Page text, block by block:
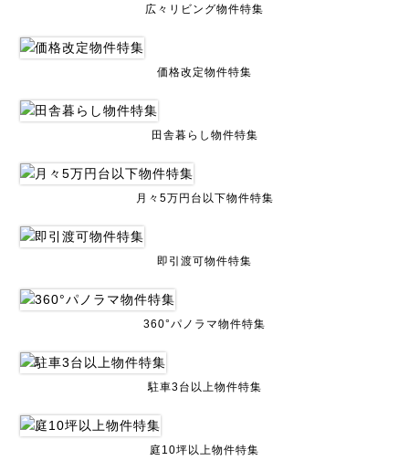
広々リビング物件特集
価格改定物件特集
田舎暮らし物件特集
月々5万円台以下物件特集
即引渡可物件特集
360°パノラマ物件特集
駐車3台以上物件特集
庭10坪以上物件特集